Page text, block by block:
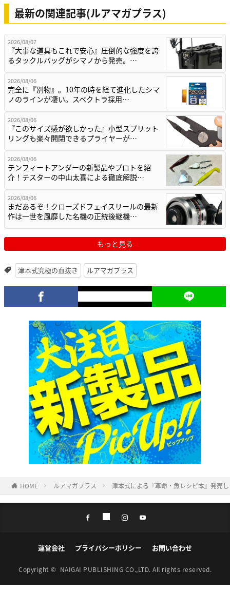
最新の関連記事(ルアマガプラス)
2026/08/07
『大事な道具もこれで安心』圧倒的な強度を誇
るタックルバッグがシマノから発売。…
2026/08/06
完全に『別物』。10年の時を経て進化したシマ
ノのラインが凄い。スペクトラ採用…
2026/08/06
『このサイズ感が欲しかった』小型スプリット
リングも楽々開閉できるプライヤーが…
2026/08/06
テンフィートアンダーの新製品やプロトを紹
介！テスターの中山太喜による徹底解説…
2026/08/06
まだあるぞ！クローズドフェイスリールの最新
作は一世を風靡した名機の正統後継機…
もっと見る
津本式究極の血抜き ルアマガプラス
HOME ルアマガプラス 津本式による『革命・魚レシピ本』発売
運営会社 プライバシーポリシー お問い合わせ
Copyright © NAIGAI PUBLISHING CO.,LTD. All rights reserved.